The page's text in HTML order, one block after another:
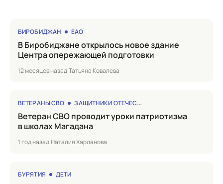
БИРОБИДЖАН ЕАО
в Биробиджане открылось новое здание
Центра опережающей подготовки
12 месяцев назад|Татьяна Ковалева
ВЕТЕРАНЫ СВО ЗАЩИТНИКИ ОТЕЧЕСТВА
Ветеран СВО проводит уроки патриотизма
в школах Магадана
1 год назад|Наталия Харланова
БУРЯТИЯ ДЕТИ